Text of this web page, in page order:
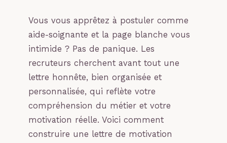
Vous vous apprêtez à postuler comme
aide-soignante et la page blanche vous
intimide ? Pas de panique. Les
recruteurs cherchent avant tout une
lettre honnête, bien organisée et
personnalisée, qui reflète votre
compréhension du métier et votre
motivation réelle. Voici comment
construire une lettre de motivation